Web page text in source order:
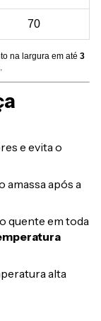
70
na largura em até 3
e evita o
amassa após a
quente em toda
alta